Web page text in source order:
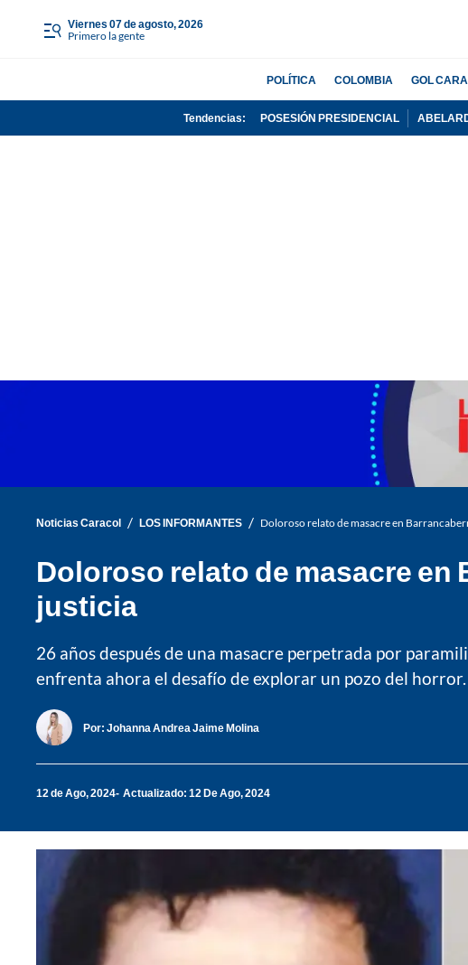
viernes 07 de agosto, 2026
Primero la gente
POLÍTICA COLOMBIA GOL
Tendencias: POSESIÓN PRESIDENCIAL
Noticias Caracol / LOS INFORMANTES / Doloroso relato de masacre en
Doloroso relato de masacre en
justicia
26 años después de una masacre perpetrada por
enfrenta ahora el desafío de explorar un pozo del horror.
Por: Johanna Andrea Jaime Molina
12 de Ago, 2024 Actualizado: 12 De Ago, 2024